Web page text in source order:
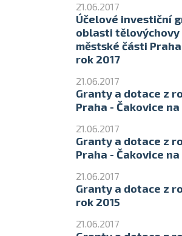
21.06.2017
Účelové investiční
oblasti tělovýchovy
městské části
rok 2017
21.06.2017
Granty a dotace z
Praha - Čakovice
21.06.2017
Granty a dotace z
Praha - Čakovice
21.06.2017
Granty a dotace z
rok 2015
21.06.2017